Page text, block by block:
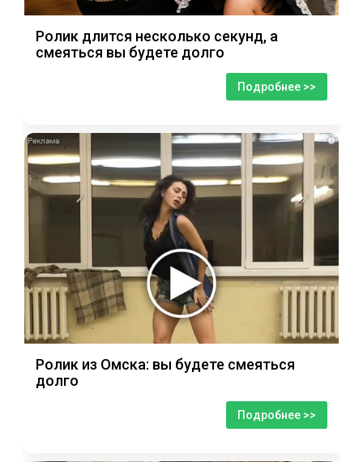
Ролик длится несколько секунд, а
смеяться вы будете долго
Подробнее >>
i
Ролик из Омска: вы будете смеяться
долго
Подробнее >>